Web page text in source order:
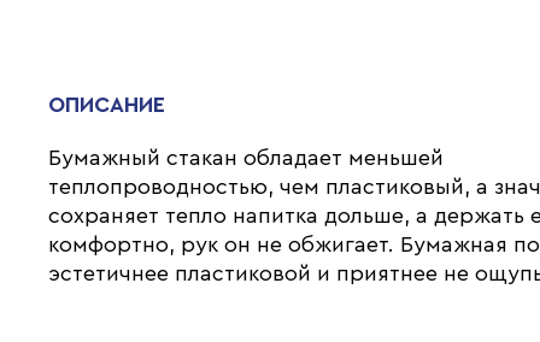
ОПИСАНИЕ
Бумажный стакан обладает меньшей
теплопроводностью, чем пластиковый, а
сохраняет тепло напитка дольше, а держать
комфортно, рук он не обжигает. Бумажная
эстетичнее пластиковой и приятнее не